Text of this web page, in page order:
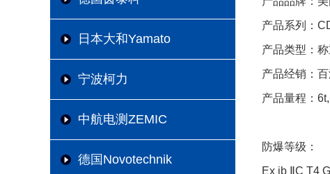
日本大和Yamato
宁波柯力
中航电测ZEMIC
德国Novotechnik
产品系列：
产品类型：
产品经销：
产品量程：
防爆等级：
Ex ib ⅡC T4